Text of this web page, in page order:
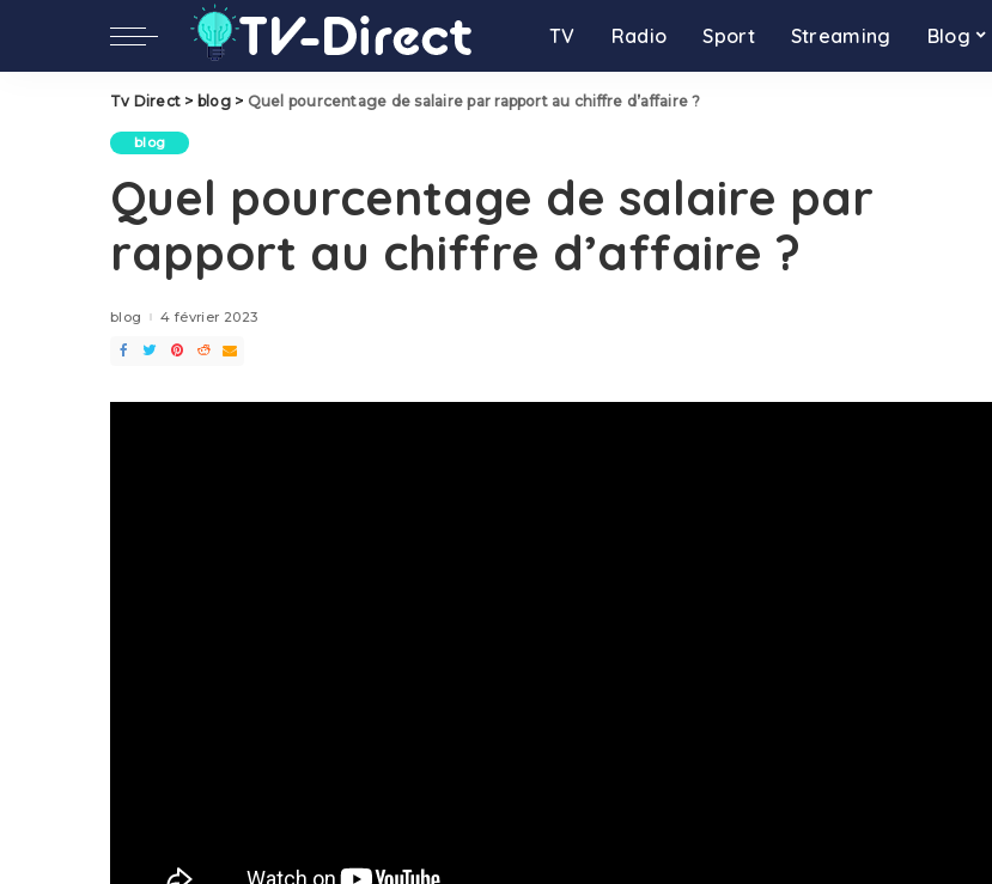
TV Radio Sport Streaming Blog
Tv Direct > blog> Quel pourcentage de salaire par rapport au chiffre d’affaire ?
blog
Quel pourcentage de salaire par
rapport au chiffre d’affaire ?
blog 4 février 2023